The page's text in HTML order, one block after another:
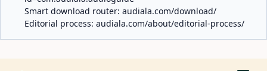
Smart download router: audiala.com/download/
Editorial process: audiala.com/about/editorial-process/